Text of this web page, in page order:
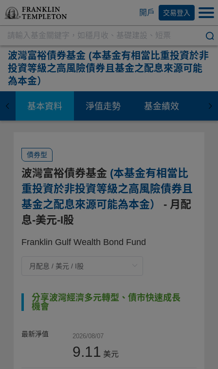
開戶 交易登入
波灣富裕債券基金 (本基金有相當比重投資於非
投資等級之高風險債券且基金之配息來源可能
為本金）
基本資料 淨值走勢 基金績效 資
債券型
波灣富裕債券基金 (本基金有相當比
重投資於非投資等級之高風險債券且
基金之配息來源可能為本金）
- 月配
息-美元-I股
Franklin Gulf Wealth Bond Fund
分享波灣經濟多元轉型、債市快速成長
機會
最新淨值 2026/08/07
9.11 美元